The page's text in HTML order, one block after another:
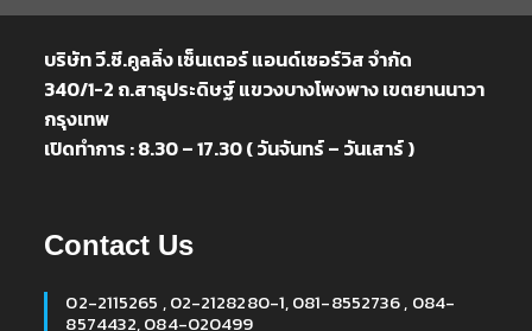
บริษัท วี.ซี.คูลลิ่ง เซ็นเตอร์ แอนด์เซอร์วิส จำกัด
340/1-2 ถ.สาธุประดิษฐ์ แขวงบางโพงพาง เขตยานนาวา
กรุงเทพ
เปิดทำการ : 8.30 – 17.30 ( วันจันทร์ – วันเสาร์ )
Contact Us
02-2115265 , 02-2128280-1, 081-8552736 , 084-
8574432, 084-020499